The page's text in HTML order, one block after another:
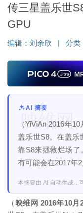
传三星盖乐世
GPU
编辑： 刘余欣 分类
AI 摘要
（YiViAn 2016年
盖乐世S8。在盖乐
靠S8来拯救烂场
有可能会在2017年2
本摘要由 AI 自动生成，
（ 映维网 2016年10月
映维网